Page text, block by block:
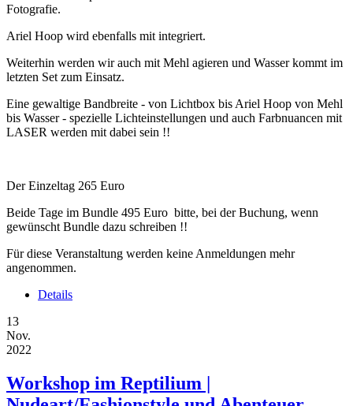
Fotografie.
Ariel Hoop wird ebenfalls mit integriert.
Weiterhin werden wir auch mit Mehl agieren und Wasser kommt im
letzten Set zum Einsatz.
Eine gewaltige Bandbreite - von Lichtbox bis Ariel Hoop von Mehl
bis Wasser - spezielle Lichteinstellungen und auch Farbnuancen mit
LASER werden mit dabei sein !!
Der Einzeltag 265 Euro
Beide Tage im Bundle 495 Euro bitte, bei der Buchung, wenn
gewünscht Bundle dazu schreiben !!
Für diese Veranstaltung werden keine Anmeldungen mehr
angenommen.
Details
13
Nov.
2022
Workshop im Reptilium |